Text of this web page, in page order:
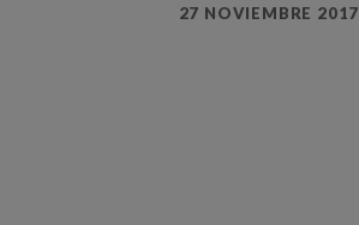
27 NOVIEMBRE 2017